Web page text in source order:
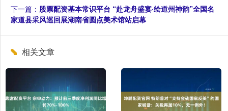
下一篇： 股票配资基本常识平台 “赴龙舟盛宴·绘道州神韵”全国名
家道县采风巡回展湖南省圆点美术馆站启幕
相关文章